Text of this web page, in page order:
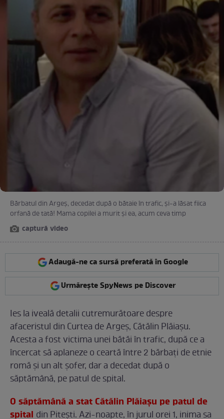
Bărbatul din Argeș, decedat după o bătaie în trafic, și-a lăsat fiica
orfană de tată! Mama copilei a murit și ea, acum ceva timp
captură video
Adaugă-ne ca sursă preferată în Google
Urmărește SpyNews pe Discover
Ies la iveală detalii cutremurătoare despre
afaceristul din Curtea de Argeș, Cătălin Plăiașu.
Acesta a fost victima unei bătăi în trafic, după ce a
încercat să aplaneze o ceartă între 2 bărbați de etnie
romă și un alt șofer, dar a decedat după o
săptămână, pe patul de spital.
O săptămână a stat Cătălin Plăiaşu pe patul de
spital din Piteşti. Azi-noapte, în jurul orei 1, inima sa